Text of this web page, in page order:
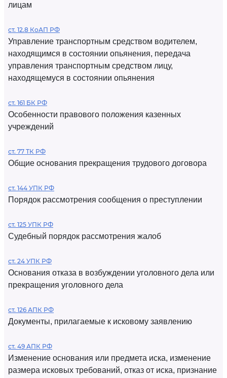
лицам
ст. 12.8 КоАП РФ
Управление транспортным средством водителем,
находящимся в состоянии опьянения, передача
управления транспортным средством лицу,
находящемуся в состоянии опьянения
ст. 161 БК РФ
Особенности правового положения казенных
учреждений
ст. 77 ТК РФ
Общие основания прекращения трудового договора
ст. 144 УПК РФ
Порядок рассмотрения сообщения о преступлении
ст. 125 УПК РФ
Судебный порядок рассмотрения жалоб
ст. 24 УПК РФ
Основания отказа в возбуждении уголовного дела или
прекращения уголовного дела
ст. 126 АПК РФ
Документы, прилагаемые к исковому заявлению
ст. 49 АПК РФ
Изменение основания или предмета иска, изменение
размера исковых требований, отказ от иска, признание